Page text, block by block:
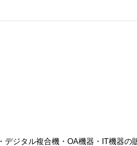
・デジタル複合機・OA機器・IT機器